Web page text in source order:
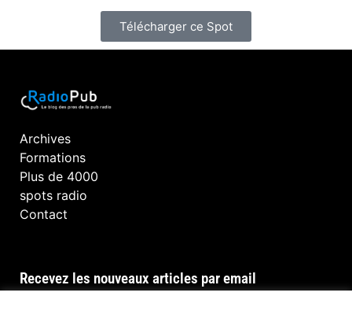
Télécharger ce Spot
Archives
Formations
Plus de 4000
spots radio
Contact
Recevez les nouveaux articles par email